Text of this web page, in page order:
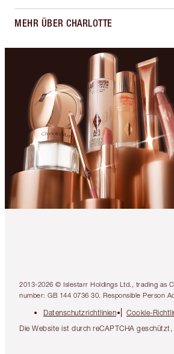
MEHR ÜBER CHARLOTTE
2013-2026 © Islestarr Holdings Ltd., trading as
number: GB 144 0736 30. Responsible Person
Datenschutzrichtlinien Cookie-
Die Website ist durch reCAPTCHA